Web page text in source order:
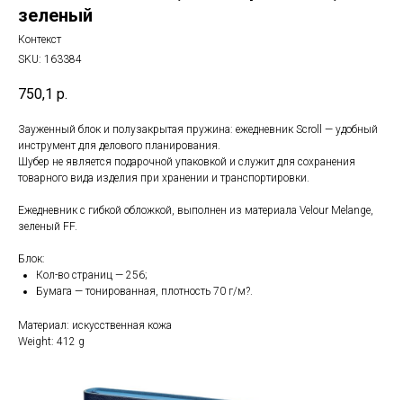
зеленый
Контекст
SKU: 163384
750,1 р.
Зауженный блок и полузакрытая пружина: ежедневник Scroll — удобный
инструмент для делового планирования.
Шубер не является подарочной упаковкой и служит для сохранения
товарного вида изделия при хранении и транспортировки.
Ежедневник с гибкой обложкой, выполнен из материала Velour Melange,
зеленый FF.
Блок:
Кол-во страниц — 256;
Бумага — тонированная, плотность 70 г/м?.
Материал: искусственная кожа
Weight: 412 g